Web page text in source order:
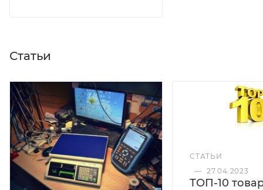
Статьи
СТАТЬИ
— 27.04.2023
ТОП-10